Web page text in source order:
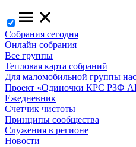
Собрания сегодня
Онлайн собрания
Все группы
Тепловая карта собраний
Для маломобильной группы
Проект «Одиночки КРС РЗФ
Ежедневник
Счетчик чистоты
Принципы сообщества
Служения в регионе
Новости